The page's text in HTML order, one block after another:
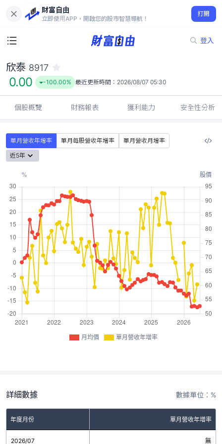
財富自由
立即使用APP，開啟您的股市智慧導航！
打開
登入
0.00
-100.00%
欣泰 8917
0.00 -100.00% 最近更新時間： 2026/08/07 05:30
個股概覽 財務報表 獲利能力 安全性分析
單月營收年增率 單月每股營收年增率
單月營收月增率
近5年
月均價 單月營收年增率
詳細數據 數據單位：%
年度月份 單月營收年增率
2026/07 無